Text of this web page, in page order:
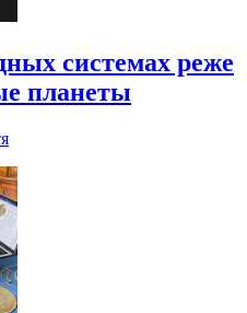
системах реже
планеты